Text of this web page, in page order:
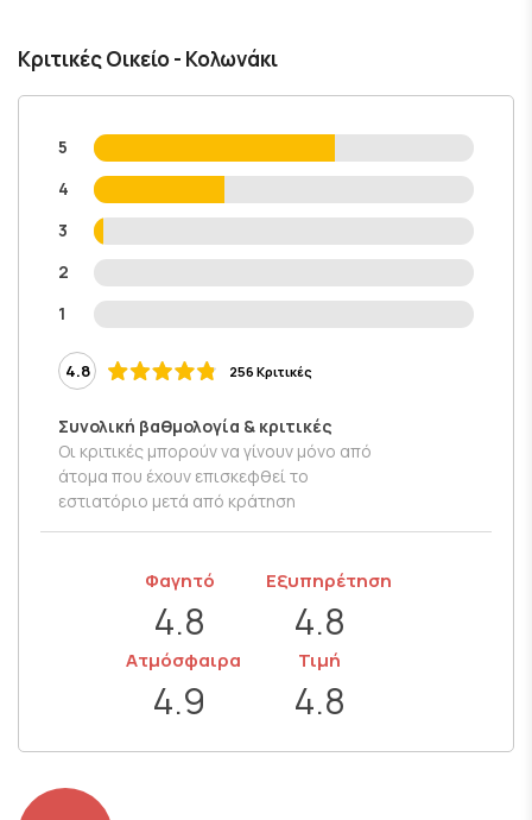
Κριτικές Οικείο - Κολωνάκι
5
4
3
2
1
4.8 256 Κριτικές
Συνολική βαθμολογία & κριτικές
Οι κριτικές μπορούν να γίνουν μόνο από
άτομα που έχουν επισκεφθεί το
εστιατόριο μετά από κράτηση
Φαγητό
4.8
Εξυπηρέτηση
4.8
Ατμόσφαιρα
4.9
Τιμή
4.8